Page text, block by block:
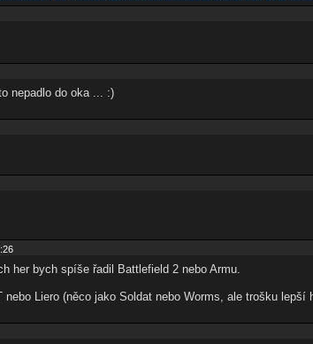
nepadlo do oka ... :)
her bych spíše řadil Battlefield 2 nebo Armu.
Liero (něco jako Soldat nebo Worms, ale trošku lepší